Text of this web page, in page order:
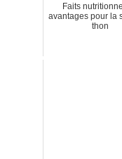
Faits
avantages pour la
thon